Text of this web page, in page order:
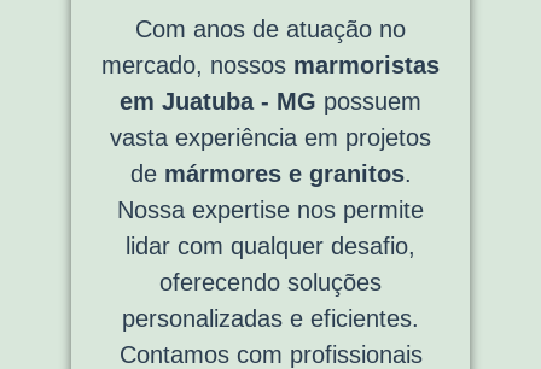
Com anos de atuação no
mercado, nossos marmoristas
em Juatuba - MG possuem
vasta experiência em projetos
de mármores e granitos.
Nossa expertise nos permite
lidar com qualquer desafio,
oferecendo soluções
personalizadas e eficientes.
Contamos com profissionais